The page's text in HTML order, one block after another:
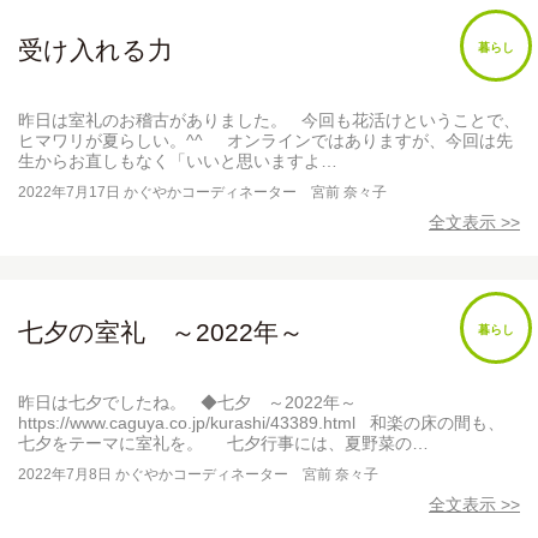
暮らし
受け入れる力
昨日は室礼のお稽古がありました。 今回も花活けということで、
ヒマワリが夏らしい。^^ オンラインではありますが、今回は先
生からお直しもなく「いいと思いますよ…
2022年7月17日 かぐやかコーディネーター 宮前 奈々子
全文表示 >>
暮らし
七夕の室礼 ～2022年～
昨日は七夕でしたね。 ◆七夕 ～2022年～
https://www.caguya.co.jp/kurashi/43389.html 和楽の床の間も、
七夕をテーマに室礼を。 七夕行事には、夏野菜の…
2022年7月8日 かぐやかコーディネーター 宮前 奈々子
全文表示 >>